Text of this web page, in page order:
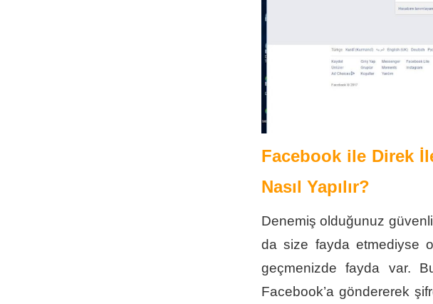
Facebook ile Direk
Nasıl Yapılır?
Denemiş olduğunuz
da size fayda etmediyse
geçmenizde fayda var.
Facebook’a göndererek